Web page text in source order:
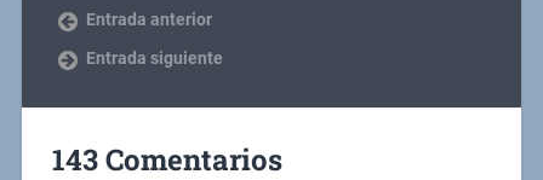
Entrada anterior
Entrada siguiente
143 Comentarios